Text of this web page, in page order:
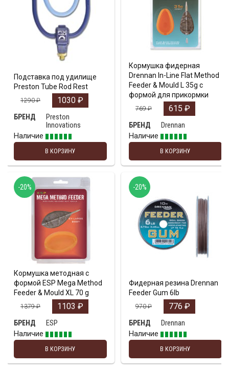
Подставка под удилище
Preston Tube Rod Rest
1290₽ 1030 ₽
БРЕНД
Preston
Innovations
Наличие
В КОРЗИНУ
Кормушка фидерная
Drennan In-Line Flat Method
Feeder & Mould L 35g с
формой для прикормки
769₽ 615 ₽
БРЕНД
Drennan
Наличие
В КОРЗИНУ
Кормушка методная с
формой ESP Mega Method
Feeder & Mould XL 70 g
1379₽ 1103 ₽
БРЕНД
ESP
Наличие
В КОРЗИНУ
-20%
Фидерная резина Drennan
Feeder Gum 6lb
970₽ 776 ₽
БРЕНД
Drennan
Наличие
В КОРЗИНУ
-20%